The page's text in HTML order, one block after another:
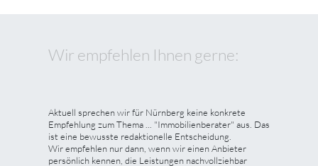
Wir empfehlen Ihnen gerne:
Aktuell sprechen wir für Nürnberg keine konkrete
Empfehlung zum Thema ... "Immobilienberater" aus. Das
ist eine bewusste redaktionelle Entscheidung.
Wir empfehlen nur dann, wenn wir einen Anbieter
persönlich kennen, die Leistungen nachvollziehbar